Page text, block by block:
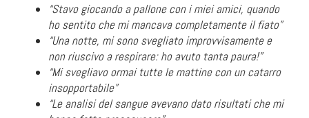
“Stavo giocando a pallone con i miei amici, quando
ho sentito che mi mancava completamente il fiato”
“Una notte, mi sono svegliato improvvisamente e
non riuscivo a respirare: ho avuto tanta paura!”
“Mi svegliavo ormai tutte le mattine con un catarro
insopportabile”
“Le analisi del sangue avevano dato risultati che mi